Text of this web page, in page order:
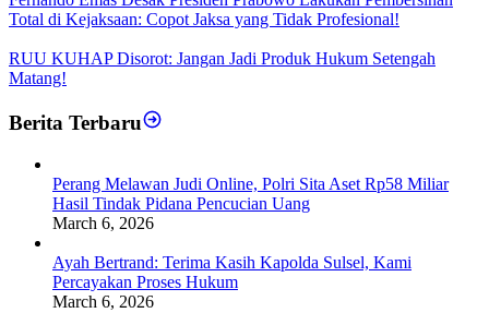
Total di Kejaksaan: Copot Jaksa yang Tidak Profesional!
RUU KUHAP Disorot: Jangan Jadi Produk Hukum Setengah
Matang!
Berita Terbaru
Perang Melawan Judi Online, Polri Sita Aset Rp58 Miliar
Hasil Tindak Pidana Pencucian Uang
March 6, 2026
Ayah Bertrand: Terima Kasih Kapolda Sulsel, Kami
Percayakan Proses Hukum
March 6, 2026